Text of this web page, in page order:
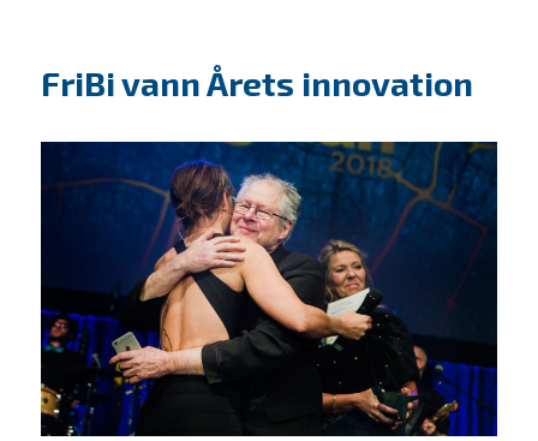
FriBi vann Årets innovation